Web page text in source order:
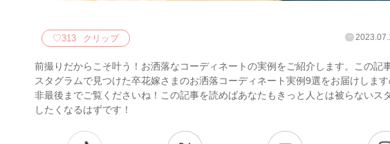
♡313 クリップ
前撮りだからこそ叶う！お洒落なコーディネートの実例をご紹介します。この記
スタグラムで見つけた卒花嫁さまのお洒落コーディネート実例9選をお届けしま
非最後までご覧くださいね！この記事を読めばあなたもきっと人とは被らないス
したくなるはずです！